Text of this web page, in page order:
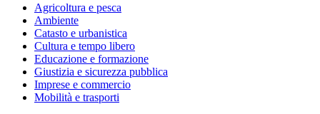
Agricoltura e pesca
Ambiente
Catasto e urbanistica
Cultura e tempo libero
Educazione e formazione
Giustizia e sicurezza pubblica
Imprese e commercio
Mobilità e trasporti